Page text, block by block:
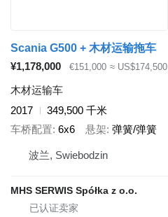
Scania G500 + 木材运输拖车
¥1,178,000
€151,000 ≈ US$174,500
木材运输车
2017
349,500 千米
车桥配置 6x6 悬架 弹簧/弹簧
波兰, Swiebodzin
MHS SERWIS Spółka z o.o.